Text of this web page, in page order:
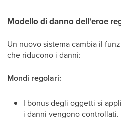
Modello di danno dell'eroe
Un nuovo sistema cambia il
che riducono i danni:
Mondi regolari:
I bonus degli oggetti si
i danni vengono controllati.